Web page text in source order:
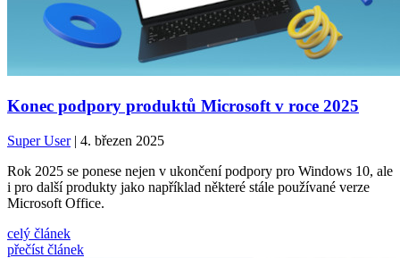
Konec podpory produktů Microsoft v roce 2025
Super User| 4. březen 2025
Rok 2025 se ponese nejen v ukončení podpory pro Windows 10, ale
i pro další produkty jako například některé stále používané verze
Microsoft Office.
celý článek
přečíst článek